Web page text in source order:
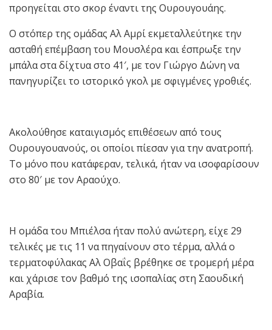
προηγείται στο σκορ έναντι της Ουρουγουάης.
Ο στόπερ της ομάδας Αλ Αμρί εκμεταλλεύτηκε την
ασταθή επέμβαση του Μουσλέρα και έσπρωξε την
μπάλα στα δίχτυα στο 41′, με τον Γιώργο Δώνη να
πανηγυρίζει το ιστορικό γκολ με σφιγμένες γροθιές.
Ακολούθησε καταιγισμός επιθέσεων από τους
Ουρουγουανούς, οι οποίοι πίεσαν για την ανατροπή.
Το μόνο που κατάφεραν, τελικά, ήταν να ισοφαρίσουν
στο 80′ με τον Αραούχο.
Η ομάδα του Μπιέλσα ήταν πολύ ανώτερη, είχε 29
τελικές με τις 11 να πηγαίνουν στο τέρμα, αλλά ο
τερματοφύλακας Αλ Οβαΐς βρέθηκε σε τρομερή μέρα
και χάρισε τον βαθμό της ισοπαλίας στη Σαουδική
Αραβία.